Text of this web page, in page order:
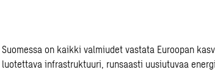
Suomessa on kaikki valmiudet vastata Euroopan
luotettava infrastruktuuri, runsaasti uusiutuvaa